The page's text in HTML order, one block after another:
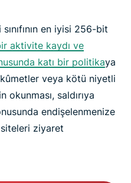
en iyisi 256-bit
aktivite kaydı ve
katı bir politikaya
veya kötü niyetli
saldırıya
endişelenmenize
ziyaret